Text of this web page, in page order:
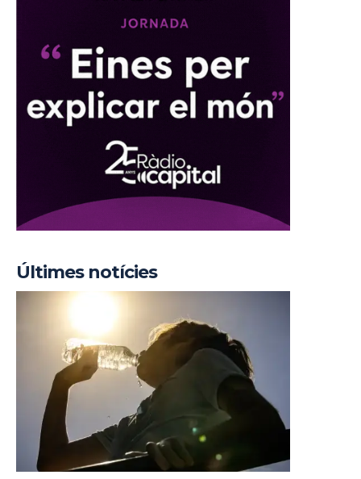
Últimes notícies